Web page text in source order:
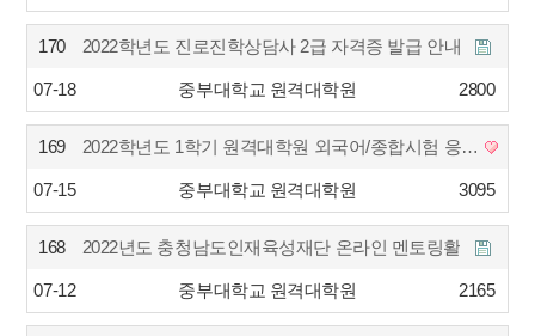
170
중부대학교 원격대학원
2022학년도 진로진학상담사 2급 자격증 발급 안내
07-18 2800
169
중부대학교 원격대학원
2022학년도 1학기 원격대학원 외국어/종합시험 응시결…
07-15 3095
168
중부대학교 원격대학원
2022년도 충청남도인재육성재단 온라인 멘토링활동 장학…
07-12 2165